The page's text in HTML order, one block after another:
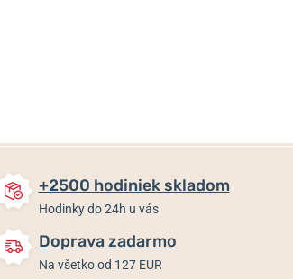
+2500 hodiniek skladom
Hodinky do 24h u vás
Doprava zadarmo
Na všetko od 127 EUR